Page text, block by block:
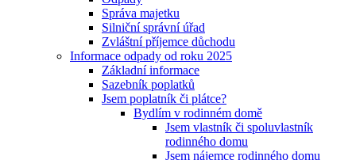
Správa majetku
Silniční správní úřad
Zvláštní příjemce důchodu
Informace odpady od roku 2025
Základní informace
Sazebník poplatků
Jsem poplatník či plátce?
Bydlím v rodinném domě
Jsem vlastník či spoluvlastník
rodinného domu
Jsem nájemce rodinného domu